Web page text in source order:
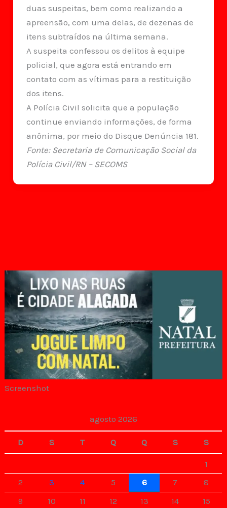
Screenshot
agosto 2026
D S T Q Q S S
1
2
3 4 5 6 7
8
9
10 11 12 13 14 15
duas suspeitas, bem como realizando a
apreensão, com uma delas, de dezenas de
itens subtraídos na última semana.
A suspeita confessou os delitos à equipe
policial, que agora está entrando em
contato com as vítimas para a restituição
dos itens.
A Polícia Civil solicita que a população
continue enviando informações, de forma
anônima, por meio do Disque Denúncia 181.
Fonte: Secretaria de Comunicação Social da
Polícia Civil/RN – SECOMS